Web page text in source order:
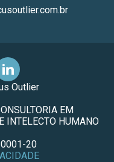
Outlier
EM
INTELECTO HUMANO
20